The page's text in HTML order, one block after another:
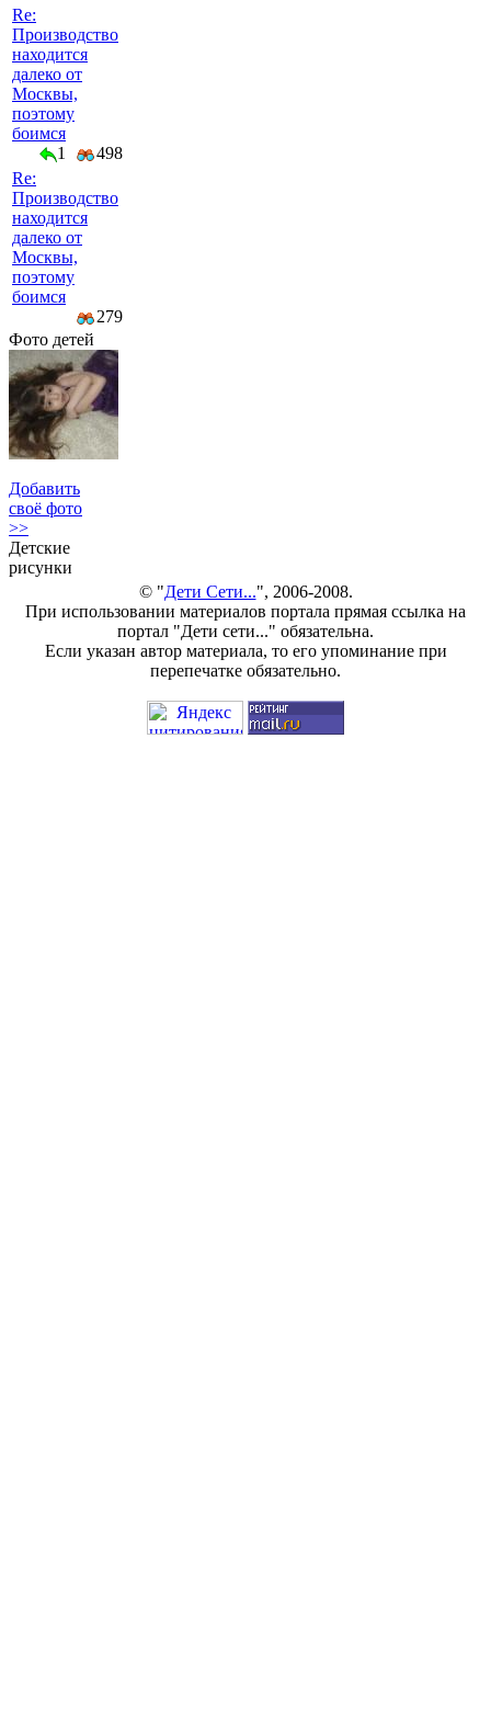
Re:
Производство
находится
далеко от
Москвы,
поэтому
боимся
1
498
Re:
Производство
находится
далеко от
Москвы,
поэтому
боимся
279
Фото детей
Добавить
своё фото
>>
Детские
рисунки
© "Дети Сети...", 2006-2008.
При использовании материалов портала прямая ссылка на
портал "Дети сети..." обязательна.
Если указан автор материала, то его упоминание при
перепечатке обязательно.